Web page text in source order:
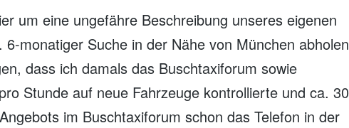
um eine ungefähre Beschreibung unseres eigenen
monatiger Suche in der Nähe von München abholen
dass ich damals das Buschtaxiforum sowie
Stunde auf neue Fahrzeuge kontrollierte und ca. 30
im Buschtaxiforum schon das Telefon in der